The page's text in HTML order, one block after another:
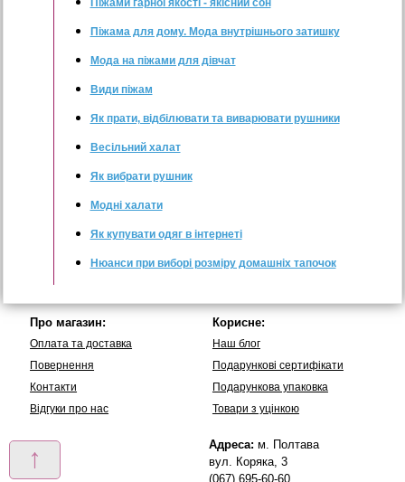
Піжами гарної якості - якісний сон
Піжама для дому. Мода внутрішнього затишку
Мода на піжами для дівчат
Види піжам
Як прати, відбілювати та виварювати рушники
Весільний халат
Як вибрати рушник
Модні халати
Як купувати одяг в інтернеті
Нюанси при виборі розміру домашніх тапочок
↑
Про магазин:
Оплата та доставка
Повернення
Контакти
Вiдгуки про нас
Корисне:
Наш блог
Подарункові сертифікати
Подарункова упаковка
Товари з уцінкою
Адреса: м. Полтава
вул. Коряка, 3
(067) 695-60-60